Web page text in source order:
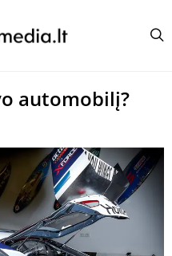
automobilį?